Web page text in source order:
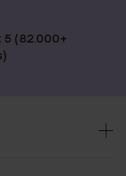
5 (82.000+